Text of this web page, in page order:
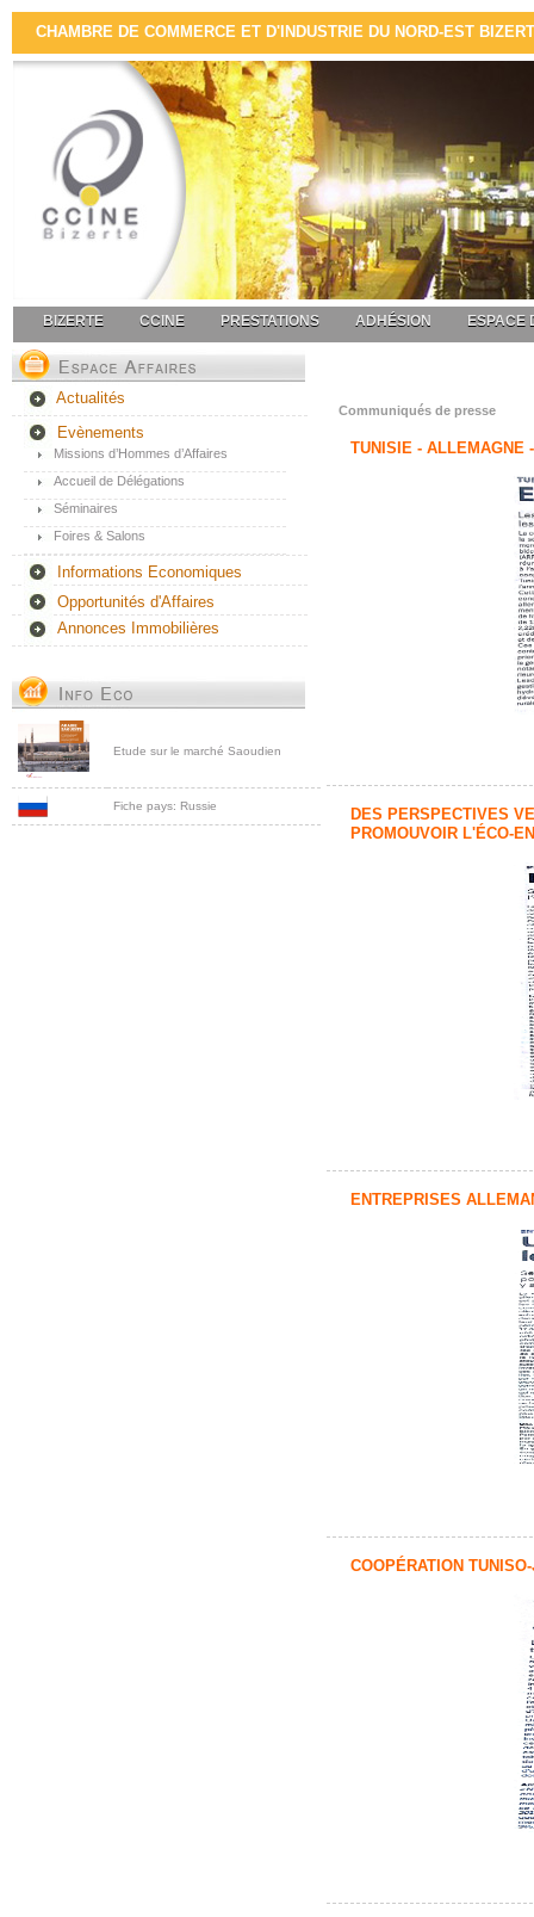
CHAMBRE DE COMMERCE ET D'INDUSTRIE DU NORD-EST
BIZERTE CCINE PRESTATIONS ADHÉSION ESPACE
Actualités
Evènements
Missions d’Hommes d’Affaires
Accueil de Délégations
Séminaires
Foires & Salons
Informations Economiques
Opportunités d'Affaires
Annonces Immobilières
Etude sur le marché Saoudien
Fiche pays: Russie
Communiqués de presse
TUNISIE - ALLEMAGNE
DES PERSPECTIVES
PROMOUVOIR L'ÉCO-
ENTREPRISES
COOPÉRATION